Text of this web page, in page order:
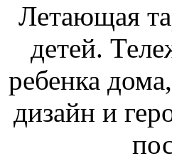
Летающая
детей.
ребенка
дизайн и